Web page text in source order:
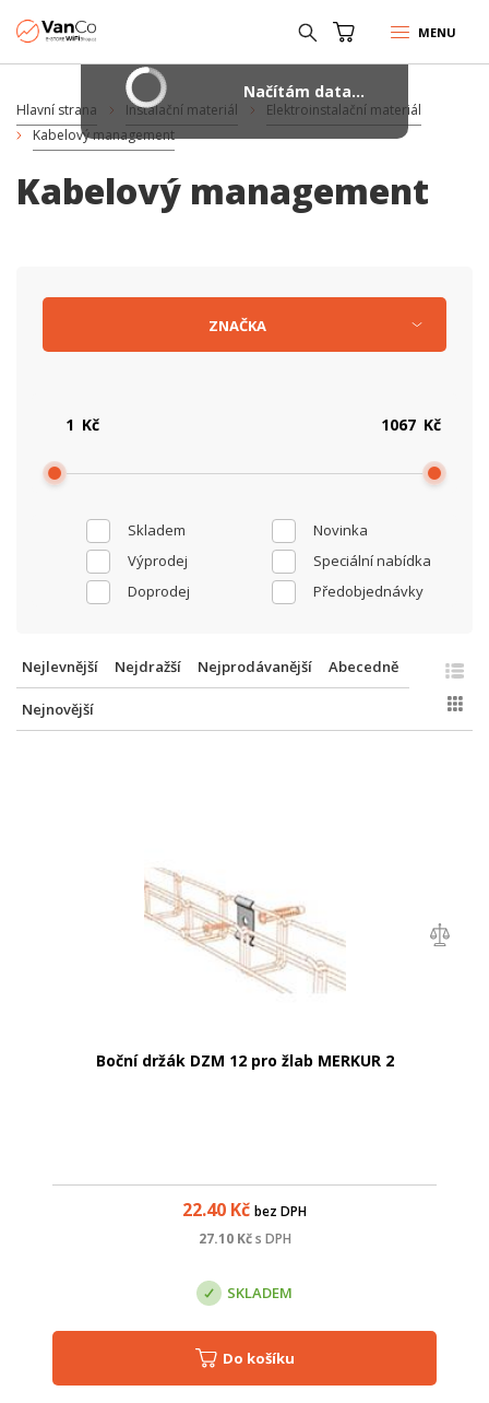
MENU
Hlavní strana Instalační materiál
Elektroinstalační materiál
Kabelový management
Kabelový management
Skladem
Novinka
Výprodej
Speciální nabídka
Doprodej
Předobjednávky
Kč Kč
ZNAČKA
Nejlevnější Nejdražší Nejprodávanější Abecedně
Nejnovější
Boční držák DZM 12 pro žlab MERKUR 2
22.40 Kč bez DPH
27.10Kč s DPH
SKLADEM
Do košíku
Načítám data...